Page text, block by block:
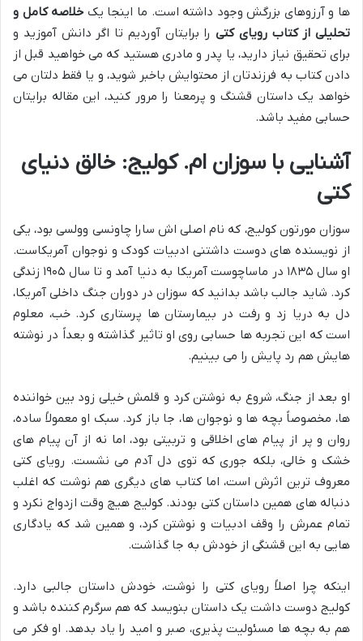
ها و آرزوهای بزرگش وجود داشته است. ما اینجا یک خلاصه کامل و
تحلیلی از کتاب رویای کتی را برایتان آوردیم تا اگر دانش آموزید و
برای تحقیق نیاز دارید، یا پدر و مادری هستید که می خواهید قبل از
دادن کتاب به فرزندتان از محتوایش باخبر شوید، و یا فقط دلتان می
خواهد یک داستان قشنگ و پرمعنا را مرور کنید، این مقاله برایتان
حسابی مفید باشد.
آشنایی با سوزان ام. کولیج: خالق دنیای
کتی
سوزان مورتون کولیج، که نام اصلی اش سارا چاونسی وولسی بود، یکی
از نویسنده های دوست داشتنی ادبیات کودک و نوجوان آمریکاست.
او سال ۱۸۳۵ در ماساچوست آمریکا به دنیا آمد و تا سال ۱۹۰۵ زندگی
کرد. شاید جالب باشد بدانید که سوزان در دوران جنگ داخلی آمریکا،
دل به دریا زد و رفت در بیمارستان ها پرستاری کرد. خب، معلوم
است که این تجربه ها حسابی روی او تاثیر گذاشته و بعداً در نوشته
هایش هم رد پایش را می بینیم.
او بعد از جنگ، شروع به نوشتن کرد و قلمش خیلی زود بین خواننده
ها، مخصوصاً بچه ها و نوجوان ها، جا باز کرد. سبک او معمولاً ساده،
روان و پر از پیام های اخلاقی و تربیتی بود، اما نه از آن پیام های
خشک و خالی، بلکه جوری که توی دل آدم می نشست. رویای کتی
معروف ترین اثرش است، اما کتاب های دیگری هم نوشت که اغلب
دنباله های همین داستان کتی بودند. کولیج هیچ وقت ازدواج نکرد و
تمام عمرش را وقف ادبیات و نوشتن کرد، و همین شد که یادگاری
هایی به این قشنگی از خودش به جا گذاشت.
اینکه چرا اصلاً رویای کتی را نوشت، خودش داستان جالبی دارد.
کولیج دوست داشت یک داستان بنویسد که هم سرگرم کننده باشد و
هم به بچه ها مسئولیت پذیری، صبر و امید را یاد بدهد. او فکر می